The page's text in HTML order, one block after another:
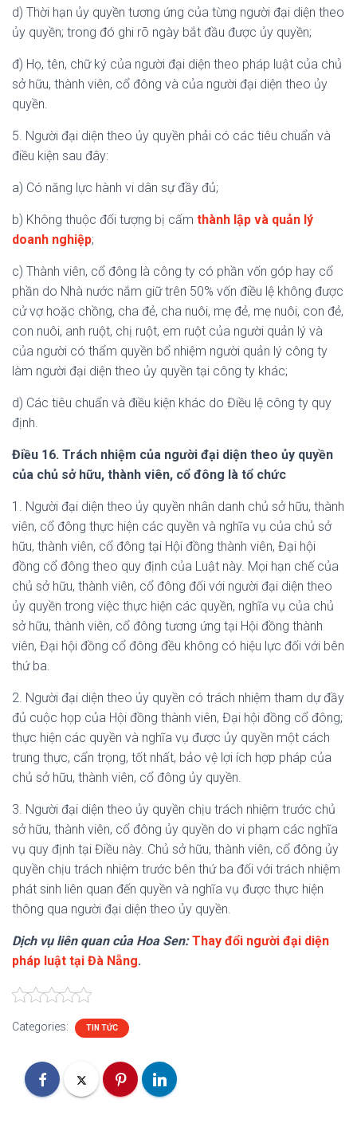
d) Thời hạn ủy quyền tương ứng của từng người đại diện theo
ủy quyền; trong đó ghi rõ ngày bắt đầu được ủy quyền;
đ) Họ, tên, chữ ký của người đại diện theo pháp luật của chủ
sở hữu, thành viên, cổ đông và của người đại diện theo ủy
quyền.
5. Người đại diện theo ủy quyền phải có các tiêu chuẩn và
điều kiện sau đây:
a) Có năng lực hành vi dân sự đầy đủ;
b) Không thuộc đối tượng bị cấm thành lập và quản lý
doanh nghiệp;
c) Thành viên, cổ đông là công ty có phần vốn góp hay cổ
phần do Nhà nước nắm giữ trên 50% vốn điều lệ không được
cử vợ hoặc chồng, cha đẻ, cha nuôi, mẹ đẻ, mẹ nuôi, con đẻ,
con nuôi, anh ruột, chị ruột, em ruột của người quản lý và
của người có thẩm quyền bổ nhiệm người quản lý công ty
làm người đại diện theo ủy quyền tại công ty khác;
d) Các tiêu chuẩn và điều kiện khác do Điều lệ công ty quy
định.
Điều 16. Trách nhiệm của người đại diện theo ủy quyền
của chủ sở hữu, thành viên, cổ đông là tổ chức
1. Người đại diện theo ủy quyền nhân danh chủ sở hữu, thành
viên, cổ đông thực hiện các quyền và nghĩa vụ của chủ sở
hữu, thành viên, cổ đông tại Hội đồng thành viên, Đại hội
đồng cổ đông theo quy định của Luật này. Mọi hạn chế của
chủ sở hữu, thành viên, cổ đông đối với người đại diện theo
ủy quyền trong việc thực hiện các quyền, nghĩa vụ của chủ
sở hữu, thành viên, cổ đông tương ứng tại Hội đồng thành
viên, Đại hội đồng cổ đông đều không có hiệu lực đối với bên
thứ ba.
2. Người đại diện theo ủy quyền có trách nhiệm tham dự đầy
đủ cuộc họp của Hội đồng thành viên, Đại hội đồng cổ đông;
thực hiện các quyền và nghĩa vụ được ủy quyền một cách
trung thực, cẩn trọng, tốt nhất, bảo vệ lợi ích hợp pháp của
chủ sở hữu, thành viên, cổ đông ủy quyền.
3. Người đại diện theo ủy quyền chịu trách nhiệm trước chủ
sở hữu, thành viên, cổ đông ủy quyền do vi phạm các nghĩa
vụ quy định tại Điều này. Chủ sở hữu, thành viên, cổ đông ủy
quyền chịu trách nhiệm trước bên thứ ba đối với trách nhiệm
phát sinh liên quan đến quyền và nghĩa vụ được thực hiện
thông qua người đại diện theo ủy quyền.
Dịch vụ liên quan của Hoa Sen: Thay đổi người đại diện
pháp luật tại Đà Nẵng.
Categories: TIN TỨC